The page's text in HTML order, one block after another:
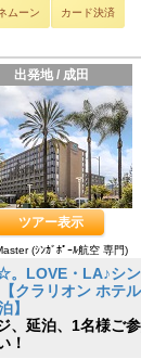
ムーン カード決済
出発地 / 成田
ツアー表示
(ｼﾝｶﾞﾎﾟｰﾙ航空 専門)
LOVE・LA♪シ
クラリオン ホテ
】
、延泊、1名様ご
！